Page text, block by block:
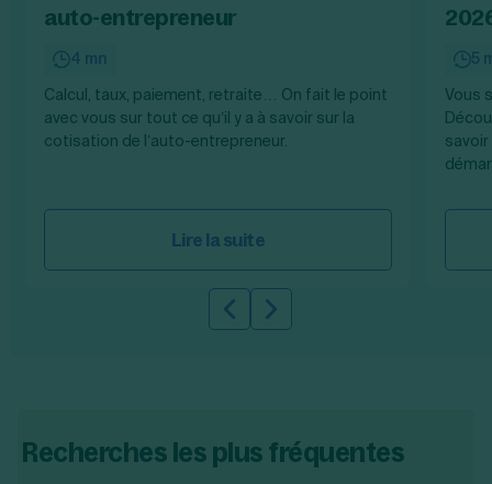
auto-entrepreneur
4 mn
Calcul, taux, paiement, retraite… On fait le point
avec vous sur tout ce qu’il y a à savoir sur la
cotisation de l’auto-entrepreneur.
Lire la suite
5
Vous
Slide précédente
Slide suivante
Recherches les plus fréquentes